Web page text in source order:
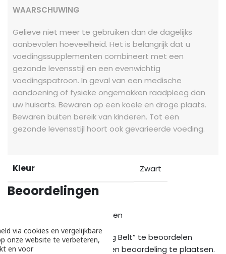
WAARSCHUWING
Gelieve niet meer te gebruiken dan de dagelijks
aanbevolen hoeveelheid. Het is belangrijk dat u
voedingssupplementen combineert met een
gezonde levensstijl en een evenwichtig
voedingspatroon. In geval van een medische
aandoening of fysieke ongemakken raadpleeg dan
uw huisarts. Bewaren op een koele en droge plaats.
Bewaren buiten bereik van kinderen. Tot een
gezonde levensstijl hoort ook gevarieerde voeding.
Kleur Zwart
Beoordelingen
Er zijn nog geen beoordelingen
Wees de eerste om “Dipping Belt” te beoordelen
Je moet
om een beoordeling te plaatsen.
via cookies en vergelijkbare
onze website te verbeteren,
en voor